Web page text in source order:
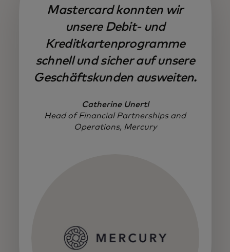
Mastercard konnten wir
unsere Debit- und
Kreditkartenprogramme
schnell und sicher auf unsere
Geschäftskunden ausweiten.
Catherine Unertl
Head of Financial Partnerships and
Operations, Mercury